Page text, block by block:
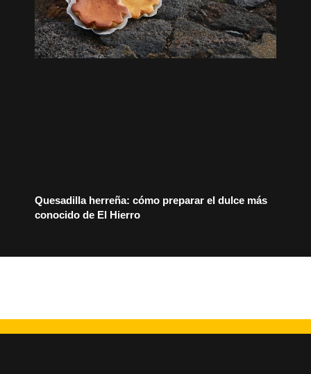
Quesadilla herreña: cómo preparar el dulce más
conocido de El Hierro